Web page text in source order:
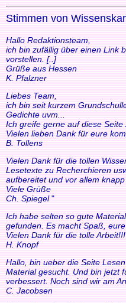
Stimmen von
Hallo Redaktionsteam,
ich bin zufällig über einen Link
vorstellen. [..]
Grüße aus Hessen
K. Pfalzner
Liebes Team,
ich bin seit kurzem
Gedichte uvm...
Ich greife gerne auf diese
Vielen lieben Dank für eure
B. Tollens
Vielen Dank für die tollen
Lesetexte zu Recherchieren
aufbereitet und vor allem
Viele Grüße
Ch. Spiegel"
Ich habe selten so gute
gefunden. Es macht Spaß,
Vielen Dank für die tolle Arbeit!!!
H. Knopf
Hallo, bin ueber die Seite
Material gesucht. Und bin jetzt
verbessert. Noch sind wir am
C. Jacobsen